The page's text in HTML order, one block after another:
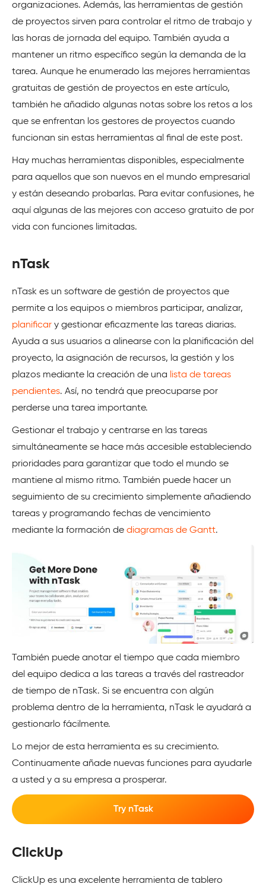
organizaciones. Además, las herramientas de gestión
de proyectos sirven para controlar el ritmo de trabajo y
las horas de jornada del equipo. También ayuda a
mantener un ritmo específico según la demanda de la
tarea. Aunque he enumerado las mejores herramientas
gratuitas de gestión de proyectos en este artículo,
también he añadido algunas notas sobre los retos a los
que se enfrentan los gestores de proyectos cuando
funcionan sin estas herramientas al final de este post.
Hay muchas herramientas disponibles, especialmente
para aquellos que son nuevos en el mundo empresarial
y están deseando probarlas. Para evitar confusiones, he
aquí algunas de las mejores con acceso gratuito de por
vida con funciones limitadas.
nTask
nTask es un software de gestión de proyectos que
permite a los equipos o miembros participar, analizar,
planificar y gestionar eficazmente las tareas diarias.
Ayuda a sus usuarios a alinearse con la planificación del
proyecto, la asignación de recursos, la gestión y los
plazos mediante la creación de una lista de tareas
pendientes. Así, no tendrá que preocuparse por
perderse una tarea importante.
Gestionar el trabajo y centrarse en las tareas
simultáneamente se hace más accesible estableciendo
prioridades para garantizar que todo el mundo se
mantiene al mismo ritmo. También puede hacer un
seguimiento de su crecimiento simplemente añadiendo
tareas y programando fechas de vencimiento
mediante la formación de diagramas de Gantt.
También puede anotar el tiempo que cada miembro
del equipo dedica a las tareas a través del rastreador
de tiempo de nTask. Si se encuentra con algún
problema dentro de la herramienta, nTask le ayudará a
gestionarlo fácilmente.
Lo mejor de esta herramienta es su crecimiento.
Continuamente añade nuevas funciones para ayudarle
a usted y a su empresa a prosperar.
Try nTask
ClickUp
ClickUp es una excelente herramienta de tablero